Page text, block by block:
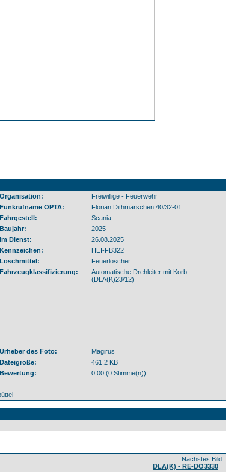
Organisation:
Freiwillige - Feuerwehr
Funkrufname OPTA:
Florian Dithmarschen 40/32-01
Fahrgestell:
Scania
Baujahr:
2025
Im Dienst:
26.08.2025
Kennzeichen:
HEI-FB322
Löschmittel:
Feuerlöscher
Fahrzeugklassifizierung:
Automatische Drehleiter mit Korb
(DLA(K)23/12)
Urheber des Foto:
Magirus
Dateigröße:
461.2 KB
Bewertung: 0.00 (0 Stimme(n))
Nächstes Bild:
DLA(K) - RE-DO3330